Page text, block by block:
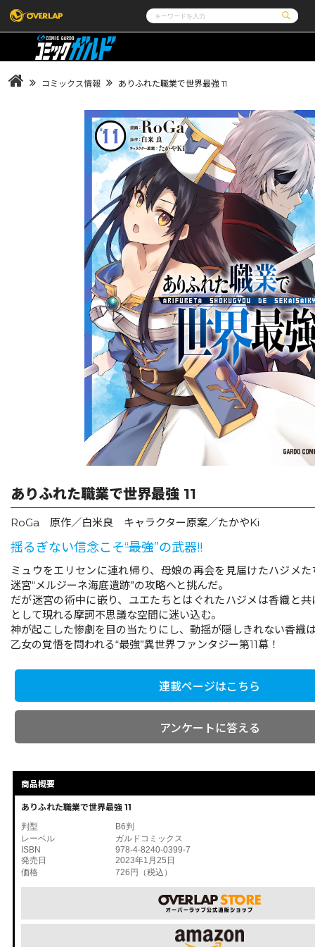
コミック
LiQulle
ライトノベル
ポケットモンスター
オーバーラップ広報室
会社概要
オーバーラップホールディングス
お問い合わ
オーバーラップ文庫 オーバーラップノベルス
オーバーラップノベルスf ロサージュノベルス
コミックガルド コミッククリエ
リキューレ コミックパルフェ
コミックエッセイ
閉じる
コミックス情報 ありふれた職業で世界最強 11
ありふれた職業で世界最強 11
RoGa 原作／白米良 キャラクター原案／たかやKi
揺るぎない信念こそ――“最強”の武器!!
ミュウをエリセンに連れ帰り、母娘の再会を見届けたハジメ
迷宮“メルジーネ海底遺跡”の攻略へと挑んだ。
だが迷宮の術中に嵌り、ユエたちとはぐれたハジメは香織と
として現れる摩訶不思議な空間に迷い込む。
神が起こした惨劇を目の当たりにし、動揺が隠しきれない香織
乙女の覚悟を問われる“最強”異世界ファンタジー第11幕！
連載ページはこちら
アンケートに答える
商品概要
ありふれた職業で世界最強 11
判型
B6判
レーベル
ガルドコミックス
ISBN
978-4-8240-0399-7
発売日
2023年1月25日
価格
726円（税込）